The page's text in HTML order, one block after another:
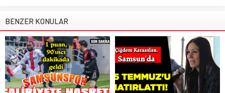
BENZER KONULAR